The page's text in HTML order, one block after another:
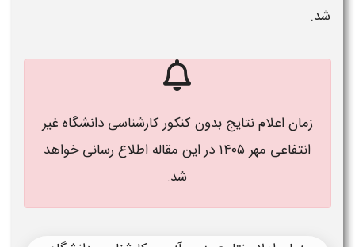
شد.
زمان اعلام نتایج بدون کنکور کارشناسی دانشگاه غیر
انتفاعی مهر ۱۴۰۵​ در این مقاله اطلاع رسانی خواهد
شد.